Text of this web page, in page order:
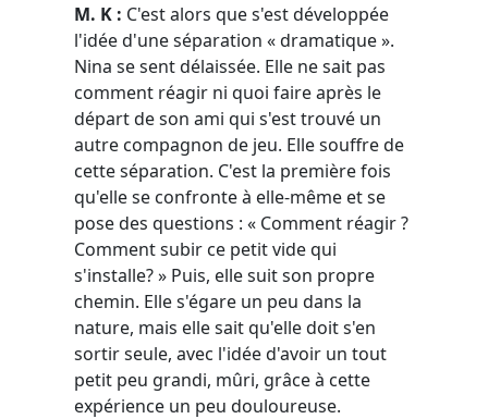
M. K : C'est alors que s'est développée
l'idée d'une séparation « dramatique ».
Nina se sent délaissée. Elle ne sait pas
comment réagir ni quoi faire après le
départ de son ami qui s'est trouvé un
autre compagnon de jeu. Elle souffre de
cette séparation. C'est la première fois
qu'elle se confronte à elle-même et se
pose des questions : « Comment réagir ?
Comment subir ce petit vide qui
s'installe? » Puis, elle suit son propre
chemin. Elle s'égare un peu dans la
nature, mais elle sait qu'elle doit s'en
sortir seule, avec l'idée d'avoir un tout
petit peu grandi, mûri, grâce à cette
expérience un peu douloureuse.